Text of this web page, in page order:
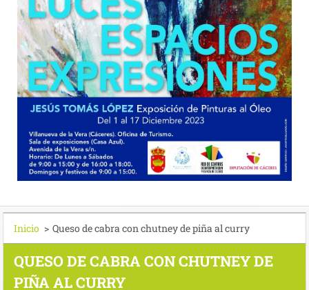
Inicio > Queso de cabra con chutney de piña al curry
QUESO DE CABRA CON CHUTNEY DE
PIÑA AL CURRY